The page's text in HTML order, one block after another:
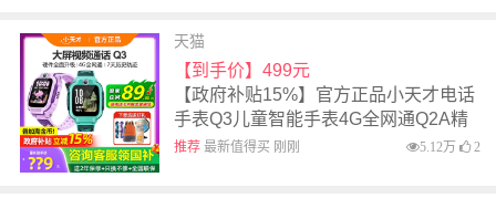
天猫
【到手价】499元
【政府补贴15%】官方正品小天才电话
手表Q3儿童智能手表4G全网通Q2A精
准定位视频通话防水男女孩学生官网旗
推荐最新值得买 刚刚 5.12万 2